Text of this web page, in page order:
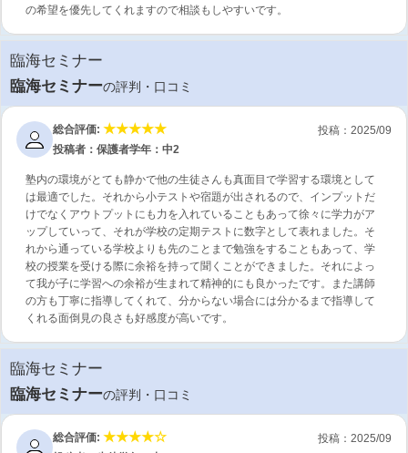
の希望を優先してくれますので相談もしやすいです。
臨海セミナー
臨海セミナーの評判・口コミ
投稿：2025/09
総合評価:
投稿者：保護者学年：中2
塾内の環境がとても静かで他の生徒さんも真面目で学習する環境として
は最適でした。それから小テストや宿題が出されるので、インプットだ
けでなくアウトプットにも力を入れていることもあって徐々に学力がア
ップしていって、それが学校の定期テストに数字として表れました。そ
れから通っている学校よりも先のことまで勉強をすることもあって、学
校の授業を受ける際に余裕を持って聞くことができました。それによっ
て我が子に学習への余裕が生まれて精神的にも良かったです。また講師
の方も丁寧に指導してくれて、分からない場合には分かるまで指導して
くれる面倒見の良さも好感度が高いです。
臨海セミナー
臨海セミナーの評判・口コミ
投稿：2025/09
総合評価: